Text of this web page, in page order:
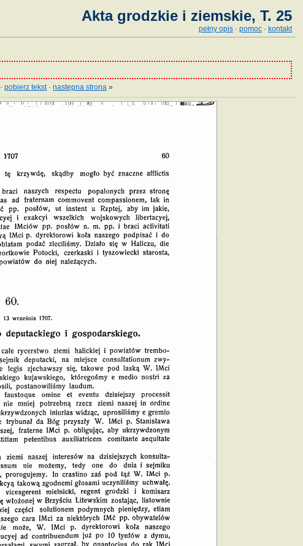
Akta grodzkie i ziemskie, T. 25
pełny opis · pomoc · kontakt
·pobierz tekst·następna strona »